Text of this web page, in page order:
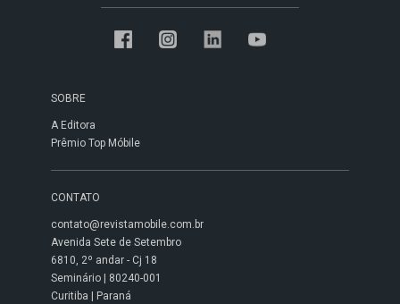
SOBRE
A Editora
Prêmio Top Móbile
CONTATO
contato@revistamobile.com.br
Avenida Sete de Setembro
6810, 2º andar - Cj 18
Seminário | 80240-001
Curitiba | Paraná